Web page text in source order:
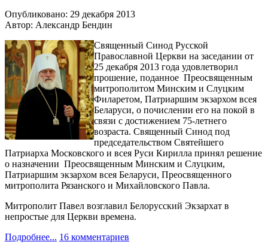
Опубликовано: 29 декабря 2013
Автор: Александр Бендин
Священный Синод Русской
Православной Церкви на заседании от
25 декабря 2013 года удовлетворил
прошение, поданное Преосвященным
митрополитом Минским и Слуцким
Филаретом, Патриаршим экзархом всея
Беларуси, о почислении его на покой в
связи с достижением 75-летнего
возраста. Священный Синод под
председательством Святейшего
Патриарха Московского и всея Руси Кирилла принял решение
о назначении Преосвященным Минским и Слуцким,
Патриаршим экзархом всея Беларуси, Преосвященного
митрополита Рязанского и Михайловского Павла.
Митрополит Павел возглавил Белорусский Экзархат в
непростые для Церкви времена.
Подробнее... 16 комментариев